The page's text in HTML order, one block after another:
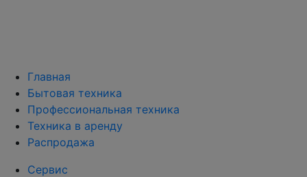
Главная
Бытовая техника
Профессиональная техника
Техника в аренду
Распродажа
Сервис